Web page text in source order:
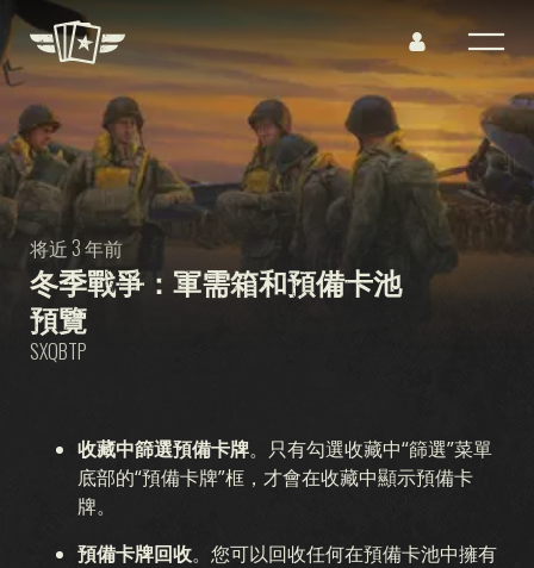
冬季戰爭：軍需箱和預備卡池
預覽
将近 3 年前
SXQBTP
收藏中篩選預備卡牌。只有勾選收藏中“篩選”菜單
底部的“預備卡牌”框，才會在收藏中顯示預備卡
牌。
預備卡牌回收。您可以回收任何在預備卡池中擁有